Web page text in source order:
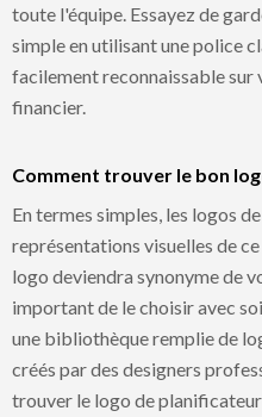
toute l'équipe. Essayez de
simple en utilisant une police
facilement reconnaissable
financier.
Comment trouver le bon
En termes simples, les logos
représentations visuelles de
logo deviendra synonyme de
important de le choisir avec
une bibliothèque remplie de
créés par des designers
trouver le logo de